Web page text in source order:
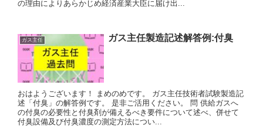
の理由によりあらかじめ経済産業大臣に届け出...
ガス主任 ガス主任製造記述解答例:付臭
おはようございます！ まめのめです。 ガス主任技術者試験製造記
述「付臭」の解答例です。 是非ご活用ください。 問 供給ガスへ
の付臭の必要性と付臭剤が備えるべき要件について述べ、併せて
付臭設備及び付臭濃度の測定方法につい...